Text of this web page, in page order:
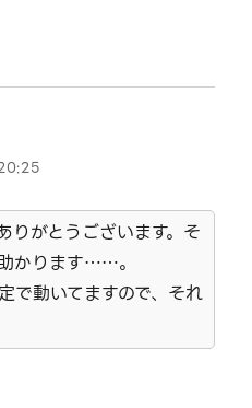
りがとうございます。そ
かります……。
で動いてますので、それ